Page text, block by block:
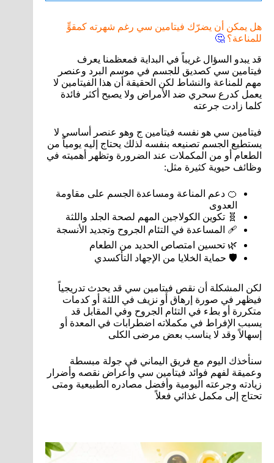
هل يمكن أن يضرّك فيتامين سي رغم شهرته كمقوٍّ
للمناعة؟ 🤔
قد يبدو السؤال غريباً في البداية فمعظمنا يعرف
فيتامين سي كصديق للجسم في موسم البرد وعنصر
مهم للمناعة والنشاط لكن الحقيقة أن هذا الفيتامين لا
يعمل كدرع سحري ضد الأمراض ولا يصبح أكثر فائدة
كلما زادت جرعته
فيتامين سي هو نفسه فيتامين ج وهو عنصر أساسي لا
يستطيع الجسم تصنيعه بنفسه لذلك يحتاج إليه يومياً من
الطعام أو من المكملات عند الضرورة وتظهر أهميته في
وظائف حيوية كثيرة مثل:
🍊 دعم المناعة ومساعدة الجسم على مقاومة
العدوى
🧬 تكوين الكولاجين المهم لصحة الجلد واللثة
🩹 المساعدة في التئام الجروح وتجديد الأنسجة
🌿 تحسين امتصاص الحديد من الطعام
🛡️ حماية الخلايا من الإجهاد التأكسدي
لكن المشكلة أن نقص فيتامين سي قد يحدث تدريجياً
فيظهر في صورة إرهاق أو نزيف في اللثة أو كدمات
متكررة أو بطء في التئام الجروح وفي المقابل قد
يسبب الإفراط في مكملاته اضطرابات في المعدة أو
إسهالاً وقد لا يناسب بعض مرضى الكلى
سنأخذك اليوم مع فريق اليماني في جولة مبسطة
وعميقة لفهم فوائد فيتامين سي وأعراض نقصه وأضرار
زيادته وجرعته اليومية وأفضل مصادره الطبيعية ومتى
تحتاج إلى مكمل غذائي فعلاً